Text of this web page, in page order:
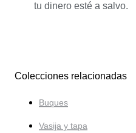
tu dinero esté a salvo.
Colecciones relacionadas
Buques
Vasija y tapa